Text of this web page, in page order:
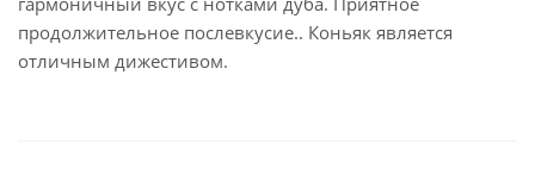
продолжительное послевкусие.. Коньяк является
отличным дижестивом.